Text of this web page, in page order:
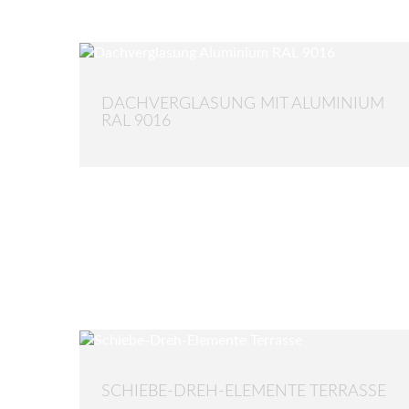
DACHVERGLASUNG MIT ALUMINIUM
RAL 9016
SCHIEBE-DREH-ELEMENTE TERRASSE